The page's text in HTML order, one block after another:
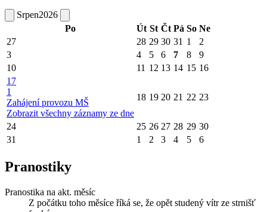
Srpen2026
Po
Út St Čt Pá So Ne
27
28 29 30 31 1
2
3
4 5 6 7 8
9
10
11 12 13 14 15 16
17
1
Zahájení provozu MŠ
Zobrazit všechny záznamy ze dne
18 19 20 21 22 23
24 25 26 27 28 29 30
31
1 2 3 4 5 6
Pranostiky
Pranostika na akt. měsíc
Z počátku toho měsíce říká se, že opět studený vítr ze strnišť